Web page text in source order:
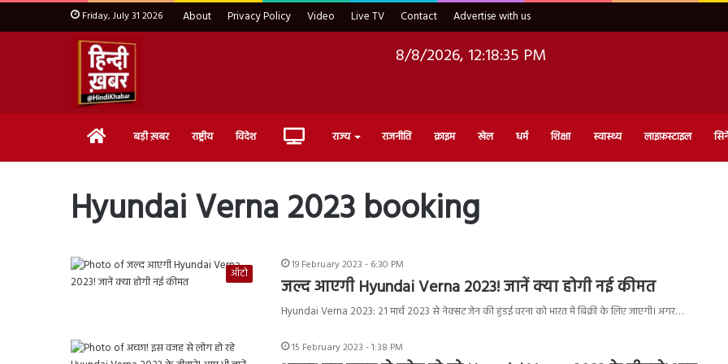
Friday, July 31 2026 About Privacy Policy Video Live TV Contact Advertise with us
8/8/2026, 12:18:35 PM
Home बड़ी ख़बर राष्ट्रीय विदेश Live राज्य राजनीति क्राइम खेल धर्म शिक्षा स्वास्थ्य लाइफ़स्टाइल
Hyundai Verna 2023 booking
ऑटो
19 February 2023 - 6:30 PM
जल्द आएगी Hyundai Verna 2023! जानें क्या होगी नई कीमत
Hyundai Verna 2023: 21 मार्च 2023 से नेक्सट जेन की हुंडई वरना को भारत में बिक्री के लिए जाएगी। अगर…
15 February 2023 - 1:38 PM